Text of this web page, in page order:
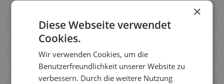
Arbedo-Castione Bellinzona
Cadenazzo Isone
×
Diese Webseite verwendet
Cookies.
Wir verwenden Cookies, um die
Benutzerfreundlichkeit unserer Website zu
verbessern. Durch die weitere Nutzung